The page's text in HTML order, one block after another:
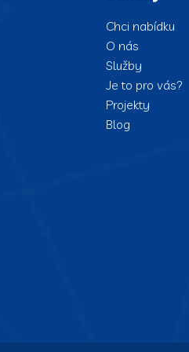
Chci nabídku
O nás
Služby
Je to pro vás?
Projekty
Blog